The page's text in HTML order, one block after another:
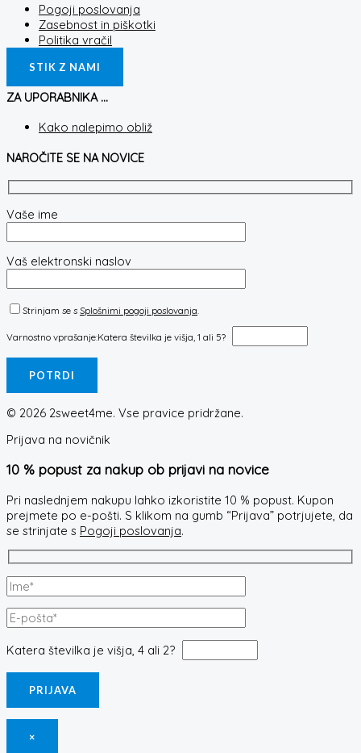
Pogoji poslovanja
Zasebnost in piškotki
Politika vračil
STIK Z NAMI
ZA UPORABNIKA ...
Kako nalepimo obliž
NAROČITE SE NA NOVICE
Vaše ime
Vaš elektronski naslov
Strinjam se s Splošnimi pogoji poslovanja
Varnostno vprašanje:Katera številka je višja, 1 ali 5?
© 2026 2sweet4me. Vse pravice pridržane.
Prijava na novičnik
10 % popust za nakup ob prijavi na novice
Pri naslednjem nakupu lahko izkoristite 10 % popust. Kupon
prejmete po e-pošti. S klikom na gumb “Prijava” potrjujete, da
se strinjate s Pogoji poslovanja.
Katera številka je višja, 4 ali 2?
×